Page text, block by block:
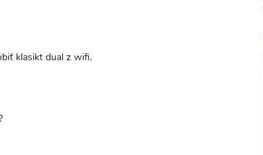
klasikt dual z wifi.